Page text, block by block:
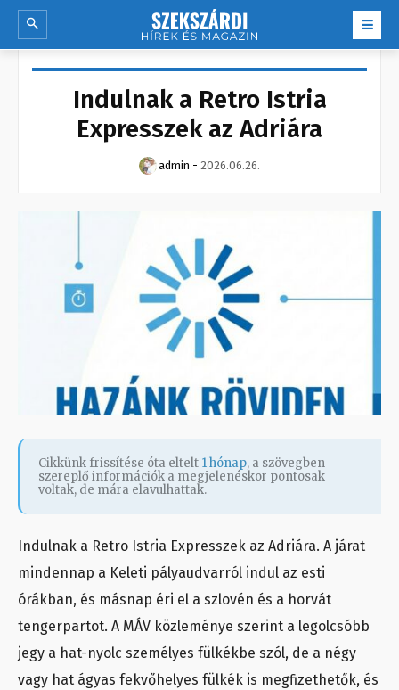
Indulnak a Retro Istria
Expresszek az Adriára
admin - 2026.06.26.
Cikkünk frissítése óta eltelt 1 hónap, a szövegben
szereplő információk a megjelenéskor pontosak
voltak, de mára elavulhattak.
Indulnak a Retro Istria Expresszek az Adriára. A járat
mindennap a Keleti pályaudvarról indul az esti
órákban, és másnap éri el a szlovén és a horvát
tengerpartot. A MÁV közleménye szerint a legolcsóbb
jegy a hat-nyolc személyes fülkékbe szól, de a négy
vagy hat ágyas fekvőhelyes fülkék is megfizethetők, és